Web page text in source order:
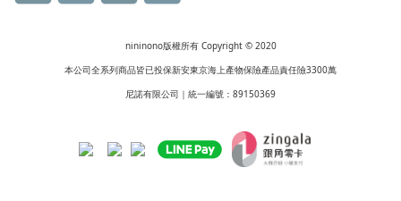
nininono版權所有 Copyright © 2020
本公司全系列商品皆已投保新安東京海上產物保險產品責任險3300萬
尼諾有限公司｜統一編號：89150369